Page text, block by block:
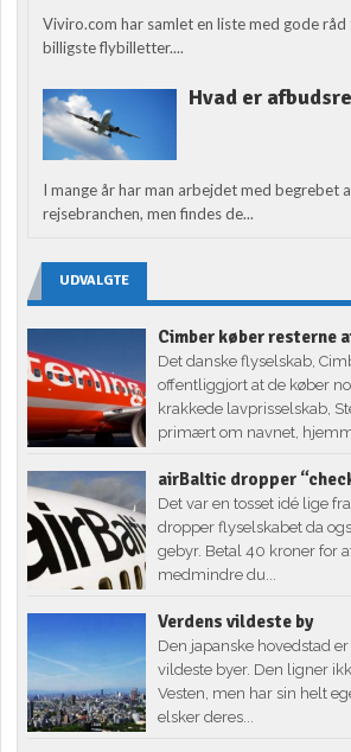
Viviro.com har samlet en liste med gode
billigste flybilletter....
Hvad er
I mange år har man arbejdet med begrebet
rejsebranchen, men findes de...
UDVALGTE
Cimber køber resterne
Det danske flyselskab,
offentliggjort at de køber
krakkede lavprisselskab,
primært om navnet,
airBaltic dropper
Det var en tosset idé lige
dropper flyselskabet da
gebyr. Betal 40 kroner for
medmindre du...
Verdens vildeste by
Den japanske hovedstad
vildeste byer. Den ligner
Vesten, men har sin helt
elsker deres...